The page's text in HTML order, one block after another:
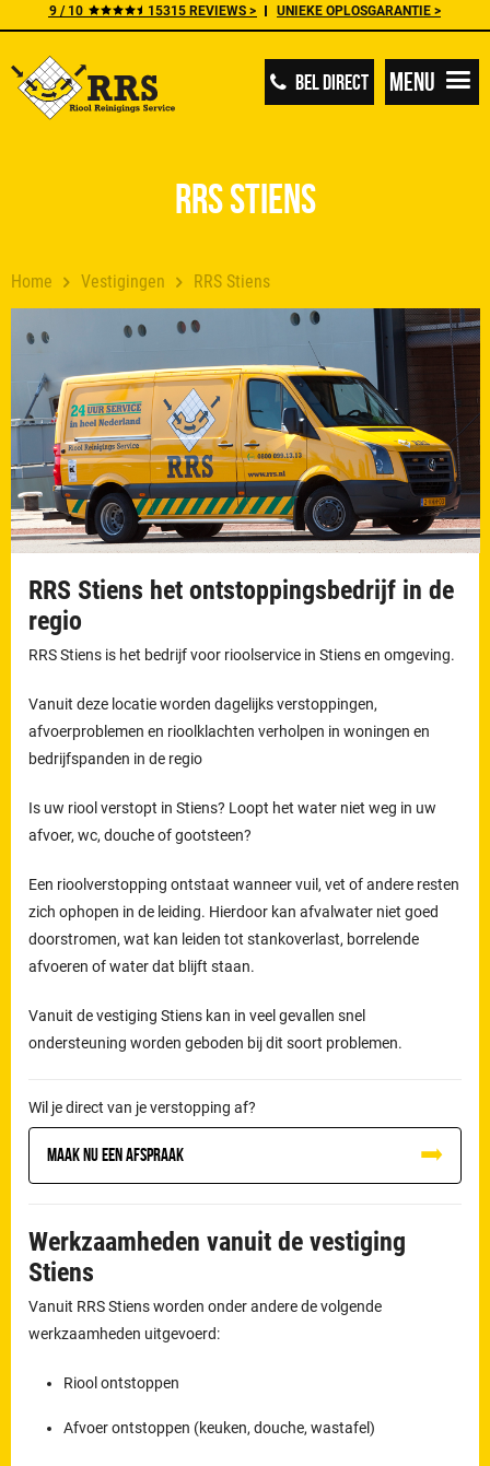
9 / 10 15315 REVIEWS > UNIEKE OPLOSGARANTIE >
BEL DIRECT Menu
Home Vestigingen RRS Stiens
RRS Stiens
RRS Stiens het ontstoppingsbedrijf in de
regio
RRS Stiens is het bedrijf voor rioolservice in Stiens en omgeving.
Vanuit deze locatie worden dagelijks verstoppingen,
afvoerproblemen en rioolklachten verholpen in woningen en
bedrijfspanden in de regio
Is uw riool verstopt in Stiens? Loopt het water niet weg in uw
afvoer, wc, douche of gootsteen?
Een rioolverstopping ontstaat wanneer vuil, vet of andere resten
zich ophopen in de leiding. Hierdoor kan afvalwater niet goed
doorstromen, wat kan leiden tot stankoverlast, borrelende
afvoeren of water dat blijft staan.
Vanuit de vestiging Stiens kan in veel gevallen snel
ondersteuning worden geboden bij dit soort problemen.
Wil je direct van je verstopping af?
Maak nu een afspraak
Werkzaamheden vanuit de vestiging
Stiens
Vanuit RRS Stiens worden onder andere de volgende
werkzaamheden uitgevoerd:
Riool ontstoppen
Afvoer ontstoppen (keuken, douche, wastafel)